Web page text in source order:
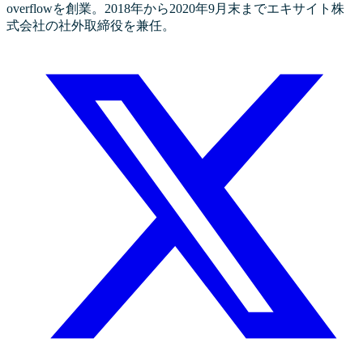
overflowを創業。2018年から2020年9月末までエキサイト株
式会社の社外取締役を兼任。